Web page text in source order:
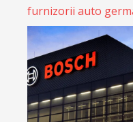
furnizorii auto